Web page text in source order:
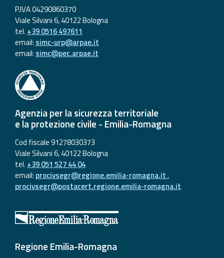
P.IVA 04290860370
Viale Silvani 6, 40122 Bologna
tel. +39 0516 497611
email: simc-urp@arpae.it
email: simc@pec.arpae.it
Agenzia per la sicurezza territoriale
e la protezione civile - Emilia-Romagna
Cod fiscale 91278030373
Viale Silvani 6, 40122 Bologna
tel. +39 051 527 44 04
email: procivsegr@regione.emilia-romagna.it,
procivsegr@postacert.regione.emilia-romagna.it
Regione Emilia-Romagna